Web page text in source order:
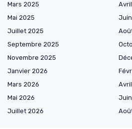
Mars 2025
Mai 2025
Juillet 2025
Septembre 2025
Novembre 2025
Janvier 2026
Mars 2026
Mai 2026
Juillet 2026